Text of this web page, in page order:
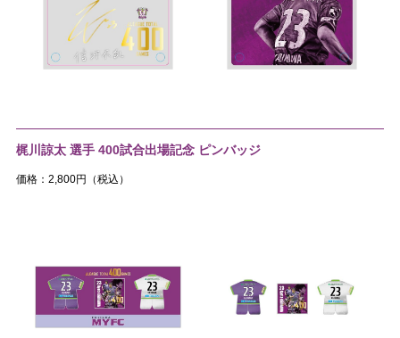
梶川諒太 選手 400試合出場記念 ピンバッジ
価格：2,800円（税込）